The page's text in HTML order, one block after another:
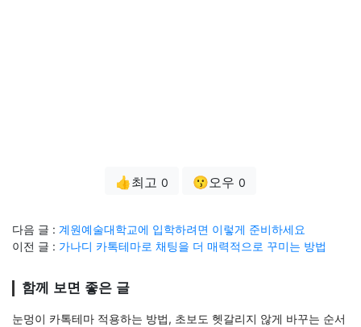
👍최고 0 😗오우 0
다음 글 : 계원예술대학교에 입학하려면 이렇게 준비하세요
이전 글 : 가나디 카톡테마로 채팅을 더 매력적으로 꾸미는 방법
함께 보면 좋은 글
눈멍이 카톡테마 적용하는 방법, 초보도 헷갈리지 않게 바꾸는 순서